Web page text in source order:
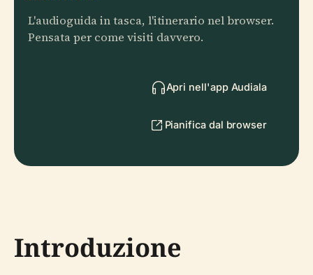
L'audioguida in tasca, l'itinerario nel browser.
Pensata per come visiti davvero.
Apri nell'app Audiala
Pianifica dal browser
Introduzione